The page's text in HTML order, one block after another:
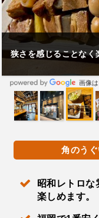
狭さを感じることなく
画像
角のう
昭和レトロ
楽しめます。